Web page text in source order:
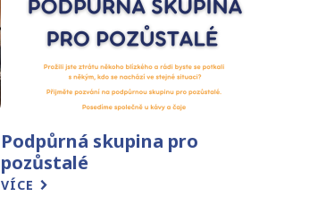
Podpůrná skupina pro
pozůstalé
VÍCE